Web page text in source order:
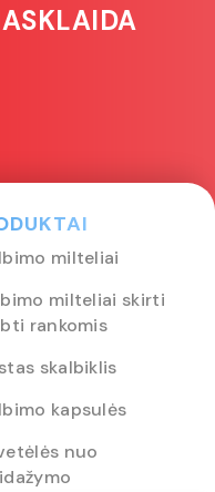
milteliai
milteliai skirti
rankomis
skalbiklis
kapsulės
nuo